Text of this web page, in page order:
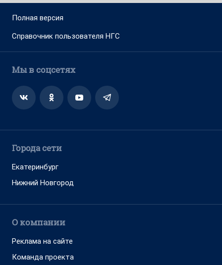
Полная версия
Справочник пользователя НГС
Мы в соцсетях
Города сети
Екатеринбург
Нижний Новгород
О компании
Реклама на сайте
Команда проекта